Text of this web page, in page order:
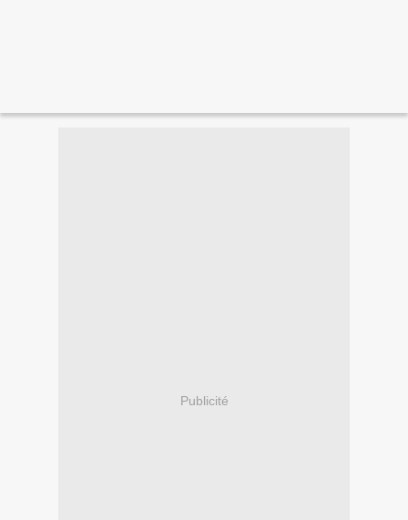
Publicité